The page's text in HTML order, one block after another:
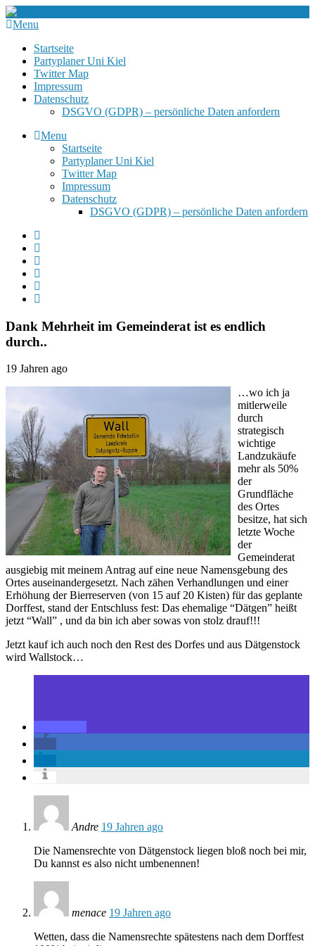
Menu
Startseite
Partyplaner Uni Kiel
Twitter Map
Impressum
Datenschutz
DSGVO (GDPR) – persönliche Daten anfordern
Menu
Startseite
Partyplaner Uni Kiel
Twitter Map
Impressum
Datenschutz
DSGVO (GDPR) – persönliche Daten anfordern
Dank Mehrheit im Gemeinderat ist es endlich
durch..
19 Jahren ago
…wo ich ja
mitlerweile
durch
strategisch
wichtige
Landzukäufe
mehr als 50%
der
Grundfläche
des Ortes
besitze, hat sich
letzte Woche
der
Gemeinderat
ausgiebig mit meinem Antrag auf eine neue Namensgebung des
Ortes auseinandergesetzt. Nach zähen Verhandlungen und einer
Erhöhung der Bierreserven (von 15 auf 20 Kisten) für das geplante
Dorffest, stand der Entschluss fest: Das ehemalige “Dätgen” heißt
jetzt “Wall” , und da bin ich aber sowas von stolz drauf!!!
Jetzt kauf ich auch noch den Rest des Dorfes und aus Dätgenstock
wird Wallstock…
Andre 19 Jahren ago
Die Namensrechte von Dätgenstock liegen bloß noch bei mir,
Du kannst es also nicht umbenennen!
menace 19 Jahren ago
Wetten, dass die Namensrechte spätestens nach dem Dorffest